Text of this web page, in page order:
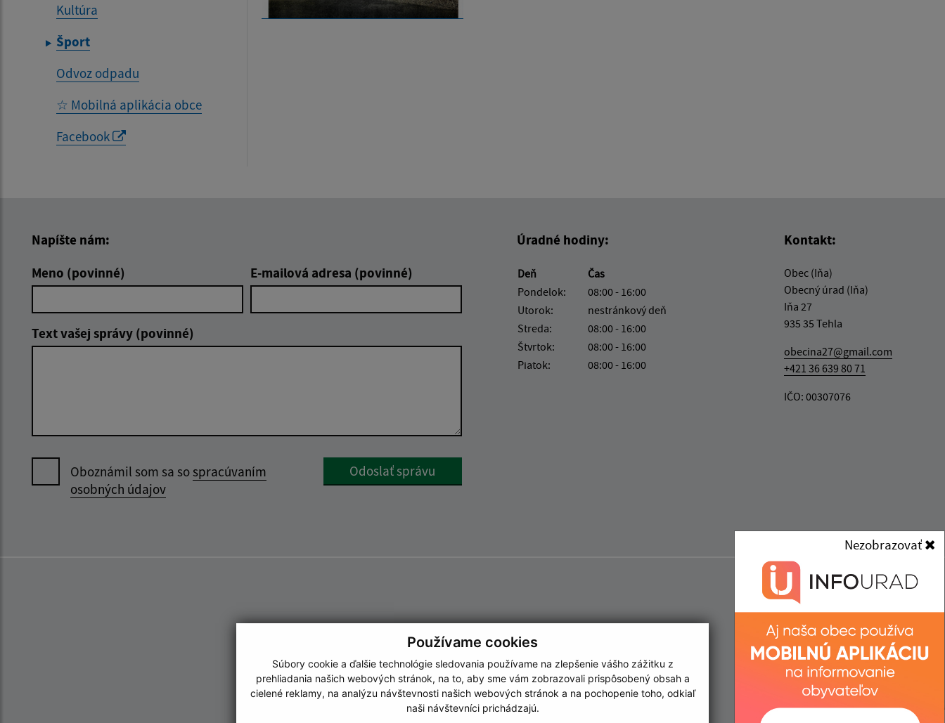
Používame cookies
Súbory cookie a ďalšie technológie sledovania používame na zlepšenie vášho zážitku z
prehliadania našich webových stránok, na to, aby sme vám zobrazovali prispôsobený obsah a
cielené reklamy, na analýzu návštevnosti našich webových stránok a na pochopenie toho, odkiaľ
naši návštevníci prichádzajú.
Kultúra
Šport
Odvoz odpadu
☆ Mobilná aplikácia obce
Facebook
Napíšte nám:
Meno (povinné)
E-mailová adresa (povinné)
Text vašej správy (povinné)
Oboznámil som sa sospracúvaním
osobných údajov
Odoslať správu
Úradné hodiny:
Deň
Čas
Pondelok:
08:00 - 16:00
Utorok:
nestránkový deň
Streda:
08:00 - 16:00
Štvrtok:
08:00 - 16:00
Piatok:
08:00 - 16:00
Kontakt:
Obec (Iňa)
Obecný úrad (Iňa)
Iňa 27
935 35 Tehla
obecina27@gmail.com
+421 36 639 80 71
IČO: 00307076
Nezobrazovať